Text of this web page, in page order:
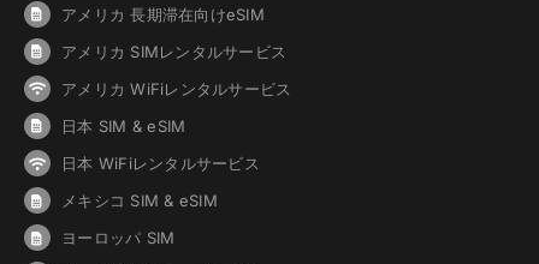
アメリカ 長期滞在向けeSIM
アメリカ SIMレンタルサービス
アメリカ WiFiレンタルサービス
日本 SIM & eSIM
日本 WiFiレンタルサービス
メキシコ SIM & eSIM
ヨーロッパ SIM